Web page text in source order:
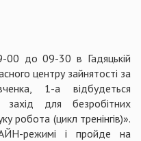
до 09-30 в Гадяцькій
центру зайнятості за
1-а відбудеться
захід для безробітних
робота (цикл тренінгів)».
режимі і пройде на